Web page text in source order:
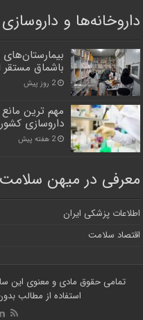
داروخانه‌ها و داروسازی
باشماق
2 روز پیش
مهم ترین
داروسازی کشور
2 هفته پیش
معرفی در میهن سلامت
اطلاعات پزشکی ایران
اقتصاد سلامت
تمامی حقوق مادی و معنوی این
استفاده از مطالب